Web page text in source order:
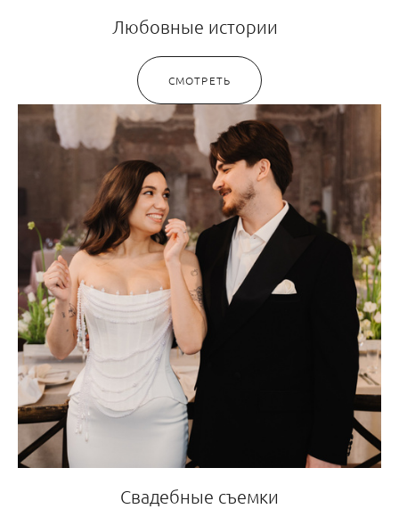
Любовные истории
СМОТРЕТЬ
Свадебные съемки